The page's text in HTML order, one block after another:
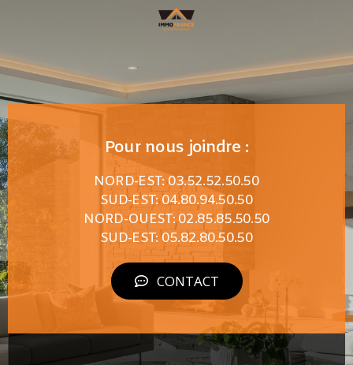
Pour nous joindre :
NORD-EST: 03.52.52.50.50
SUD-EST: 04.80.94.50.50
NORD-OUEST: 02.85.85.50.50
SUD-EST: 05.82.80.50.50
CONTACT